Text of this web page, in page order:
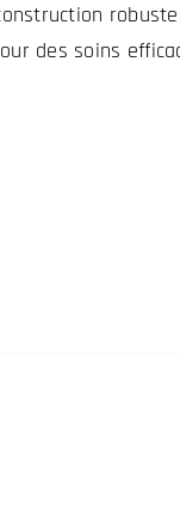
des soins